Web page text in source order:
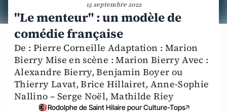
15 septembre 2022
"Le menteur" : un modèle de
comédie française
De : Pierre Corneille Adaptation : Marion
Bierry Mise en scène : Marion Bierry Avec :
Alexandre Bierry, Benjamin Boyer ou
Thierry Lavat, Brice Hillairet, Anne-Sophie
Nallino – Serge Noël, Mathilde Riey
Rodolphe de Saint Hilaire pour Culture-Tops